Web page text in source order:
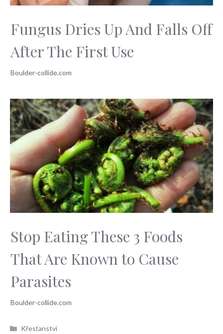
Fungus Dries Up And Falls Off
After The First Use
Stop Eating These 3 Foods
That Are Known to Cause
Parasites
Rubriky
Křesťanství